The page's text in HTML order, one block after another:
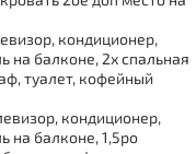
кондиционер,
на балконе, 2х спальная
туалет, кофейный
кондиционер,
на балконе, 1,5ро